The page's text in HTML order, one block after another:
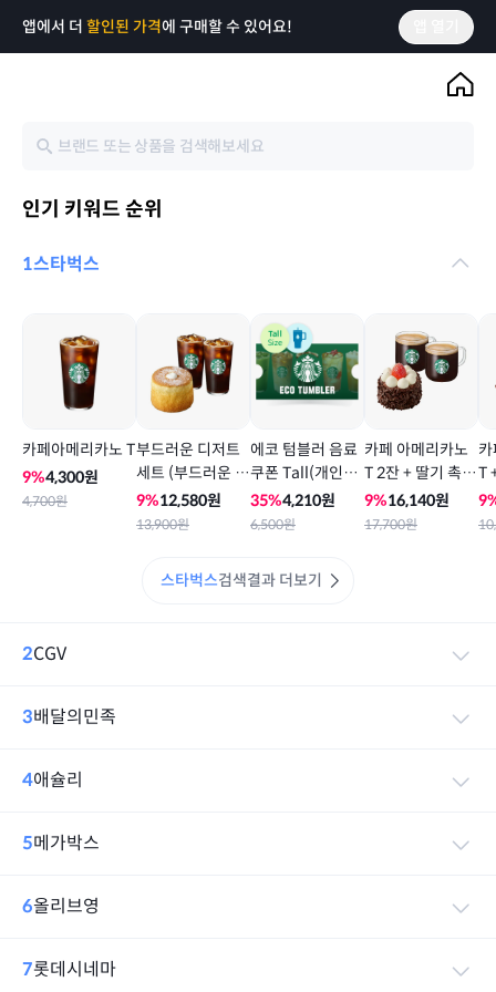
앱에서 더 할인된 가격에 구매할 수 있어요!
인기 키워드 순위
1스타벅스
카페아메리카노 T
9%4,300원
4,700원
부드러운 디저트
세트 (부드러운 생
크림 카스텔라 +
카페 아메리카노
9%12,580원
13,900원
에코 텀블러 음료
쿠폰 Tall(개인컵
이용 필수)
35%4,210원
6,500원
카페 아메리카노
T 2잔 + 딸기 촉촉
초코 생크림 케이
크
9%16,140원
17,700원
T
베
9
스타벅스검색결과 더보기
2CGV
3배달의민족
4애슐리
5메가박스
6올리브영
7롯데시네마